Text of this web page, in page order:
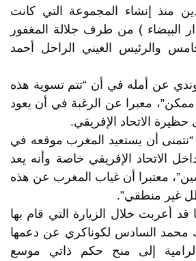
منذ إنشاء المجموعة التي كانت
البيضاء ) من طرف جلالة المغفور
والرئيس الغيني الراحل أحمد
عن أمله في أن “تتم تسوية هذه
معبرا عن الرغبة في أن يعود
الاتحاد الإفريقي.
“نتمنى أن يستعيد المغرب موقعه في
الاتحاد الإفريقي خاصة وأنه يعد
معتبرا أن غياب المغرب عن هذه
غير منطقي”.
قد أعربت خلال الزيارة التي قام بها
محمد السادس لكوناكري عن دعمها
الرامية إلى منح حكم ذاتي موسع